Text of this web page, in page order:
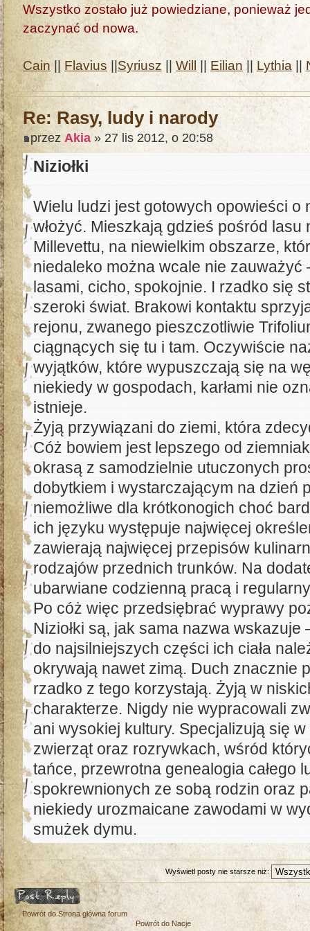
Wszystko zostało już powiedziane, ponieważ
zaczynać od nowa.
Cain || Flavius ||Syriusz || Will || Eilian || Lythia ||
Re: Rasy, ludy i narody
przez Akia » 27 lis 2012, o 20:58
Niziołki
Wielu ludzi jest gotowych opowieści o
włożyć. Mieszkają gdzieś pośród lasu
Millevettu, na niewielkim obszarze,
niedaleko można wcale nie zauważyć
lasami, cicho, spokojnie. I rzadko się
szeroki świat. Brakowi kontaktu
rejonu, zwanego pieszczotliwie
ciągnących się tu i tam. Oczywiście
wyjątków, które wypuszczają się na
niekiedy w gospodach, karłami nie
istnieje.
Żyją przywiązani do ziemi, która
Cóż bowiem jest lepszego od
okrasą z samodzielnie utuczonych
dobytkiem i wystarczającym na dzień
niemożliwe dla krótkonogich choć
ich języku występuje najwięcej
zawierają najwięcej przepisów
rodzajów przednich trunków. Na
ubarwiane codzienną pracą i
Po cóż więc przedsiębrać wyprawy
Niziołki są, jak sama nazwa
do najsilniejszych części ich ciała
okrywają nawet zimą. Duch znacznie
rzadko z tego korzystają. Żyją w
charakterze. Nigdy nie wypracowali
ani wysokiej kultury. Specjalizują się
zwierząt oraz rozrywkach, wśród
tańce, przewrotna genealogia całego
spokrewnionych ze sobą rodzin oraz
niekiedy urozmaicane zawodami w
smużek dymu.
Wyświetl posty nie starsze niż:
Odpowiedz
Powrót do Strona główna forum
Powrót do Nacje